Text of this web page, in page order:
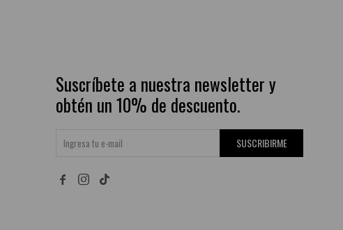
Suscríbete a nuestra newsletter y
obtén un 10% de descuento.
SUSCRIBIRME
 